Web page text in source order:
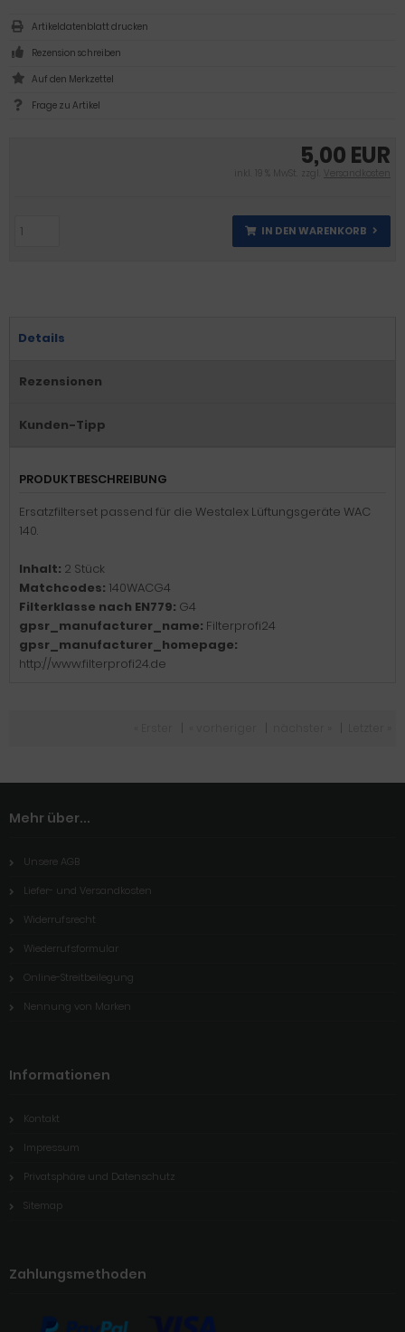
5,00 EUR
inkl. 19 % MwSt. zzgl. Versandkosten
IN DEN WARENKORB
Artikeldatenblatt drucken
Rezension schreiben
Frage zu Artikel
Details
Rezensionen
Kunden-Tipp
PRODUKTBESCHREIBUNG
Ersatzfilterset passend für die Westalex Lüftungsgeräte WAC
140.
Inhalt: 2 Stück
Matchcodes: 140WACG4
Filterklasse nach EN779: G4
gpsr_manufacturer_name: Filterprofi24
gpsr_manufacturer_homepage:
http://www.filterprofi24.de
Mehr über...
Unsere AGB
Liefer- und Versandkosten
Widerrufsrecht
Wiederrufsformular
Online-Streitbeilegung
Nennung von Marken
Informationen
Kontakt
Impressum
Privatsphäre und Datenschutz
Sitemap
Zahlungsmethoden